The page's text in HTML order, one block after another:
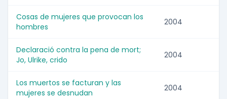
Cosas de mujeres que provocan los
hombres
2004
Declaració contra la pena de mort;
Jo, Ulrike, crido
2004
Los muertos se facturan y las
mujeres se desnudan
2004